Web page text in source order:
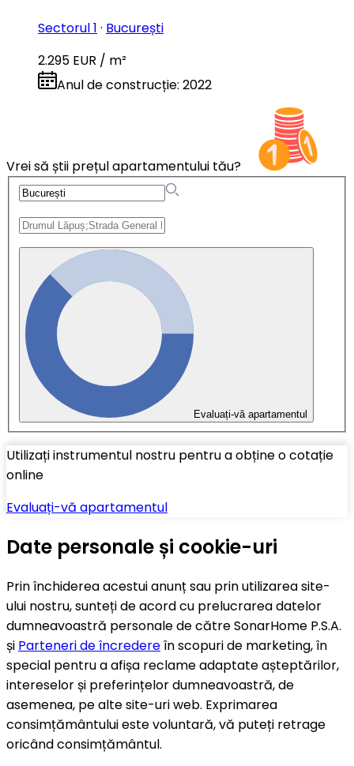
Sectorul 1 · București
2.295 EUR / m²
Anul de construcție: 2022
Vrei să știi prețul apartamentului tău?
Evaluați-vă apartamentul
Utilizați instrumentul nostru pentru a obține o cotație
online
Evaluați-vă apartamentul
Date personale și cookie-uri
Prin închiderea acestui anunț sau prin utilizarea site-
ului nostru, sunteți de acord cu prelucrarea datelor
dumneavoastră personale de către SonarHome P.S.A.
și Parteneri de încredereîn scopuri de marketing, în
special pentru a afișa reclame adaptate așteptărilor,
intereselor și preferințelor dumneavoastră, de
asemenea, pe alte site-uri web. Exprimarea
consimțământului este voluntară, vă puteți retrage
oricând consimțământul.